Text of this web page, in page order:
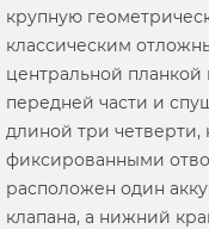
крупную
классическим
центральной планкой
передней части и
длиной три
фиксированными
расположен один
клапана, а нижний